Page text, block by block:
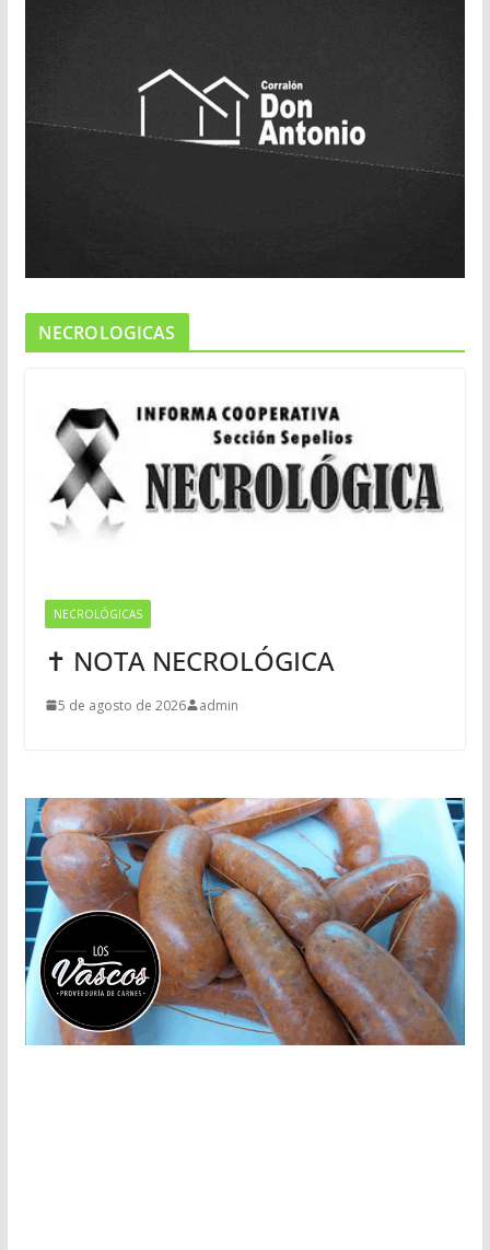
NECROLOGICAS
NECROLÓGICAS
✝ NOTA NECROLÓGICA
5 de agosto de 2026 admin